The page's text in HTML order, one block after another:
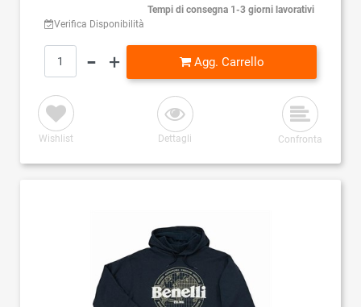
Verifica Disponibilità
Tempi di consegna 1-3 giorni lavorativi
Quantità
Agg. Carrello
Wishlist Dettagli Confronta